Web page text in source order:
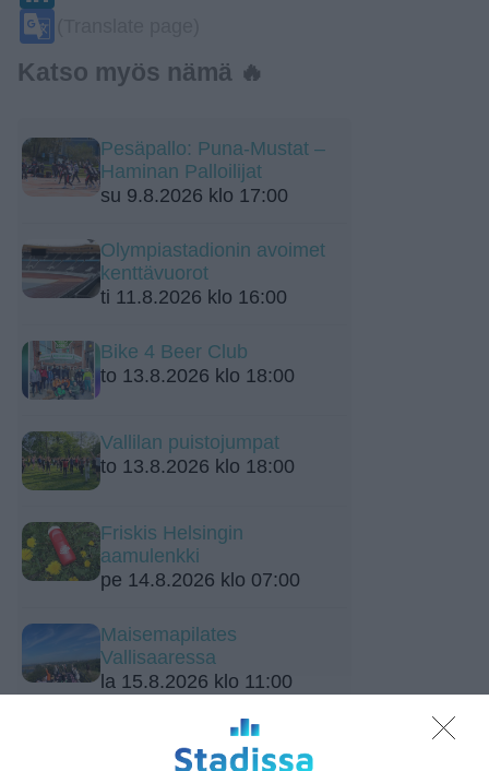
Katso myös nämä 🔥
Pesäpallo: Puna-Mustat –
Haminan Palloilijat
su 9.8.2026 klo 17:00
Olympiastadionin avoimet
kenttävuorot
ti 11.8.2026 klo 16:00
Bike 4 Beer Club
to 13.8.2026 klo 18:00
Vallilan puistojumpat
to 13.8.2026 klo 18:00
Friskis Helsingin
aamulenkki
pe 14.8.2026 klo 07:00
Maisemapilates
Vallisaaressa
la 15.8.2026 klo 11:00
Amerikkalainen jalkapallo:
junioriturnaus